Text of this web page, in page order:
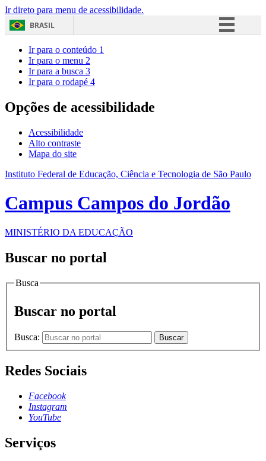
Ir direto para menu de acessibilidade.
BRASIL
Acesso à informação
Ir para o conteúdo 1
Ir para o menu 2
Ir para a busca 3
Ir para o rodapé 4
Opções de acessibilidade
Acessibilidade
Alto contraste
Mapa do site
Instituto Federal de Educação, Ciência e Tecnologia de São Paulo
Campus Campos do Jordão
MINISTÉRIO DA EDUCAÇÃO
Buscar no portal
Busca
Buscar no portal
Busca: Buscar
Redes Sociais
Facebook
Instagram
YouTube
Serviços